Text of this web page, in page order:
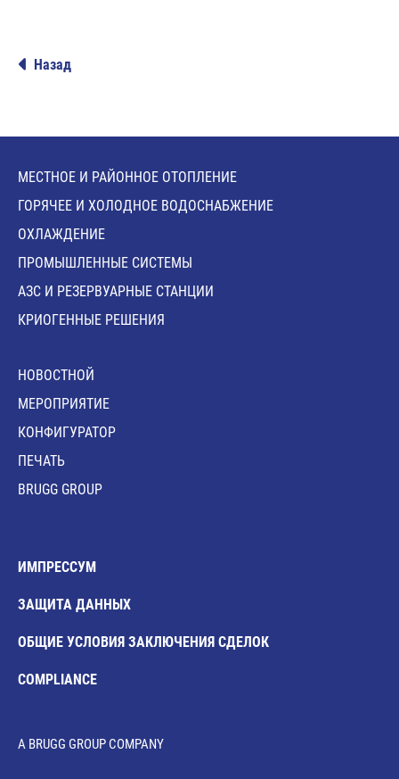
Назад
МЕСТНОЕ И РАЙОННОЕ ОТОПЛЕНИЕ
ГОРЯЧЕЕ И ХОЛОДНОЕ ВОДОСНАБЖЕНИЕ
ОХЛАЖДЕНИЕ
ПРОМЫШЛЕННЫЕ СИСТЕМЫ
АЗС И РЕЗЕРВУАРНЫЕ СТАНЦИИ
КРИОГЕННЫЕ РЕШЕНИЯ
HОВОСТНОЙ
MЕРОПРИЯТИЕ
КОНФИГУРАТОР
ПЕЧАТЬ
BRUGG GROUP
ИМПРЕССУМ
ЗАЩИТА ДАННЫХ
ОБЩИЕ УСЛОВИЯ ЗАКЛЮЧЕНИЯ СДЕЛОК
COMPLIANCE
A BRUGG GROUP COMPANY